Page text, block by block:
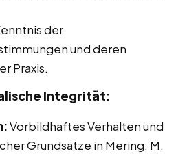
der
und deren
Praxis.
Integrität:
Vorbildhaftes Verhalten und
Grundsätze in Mering, M.